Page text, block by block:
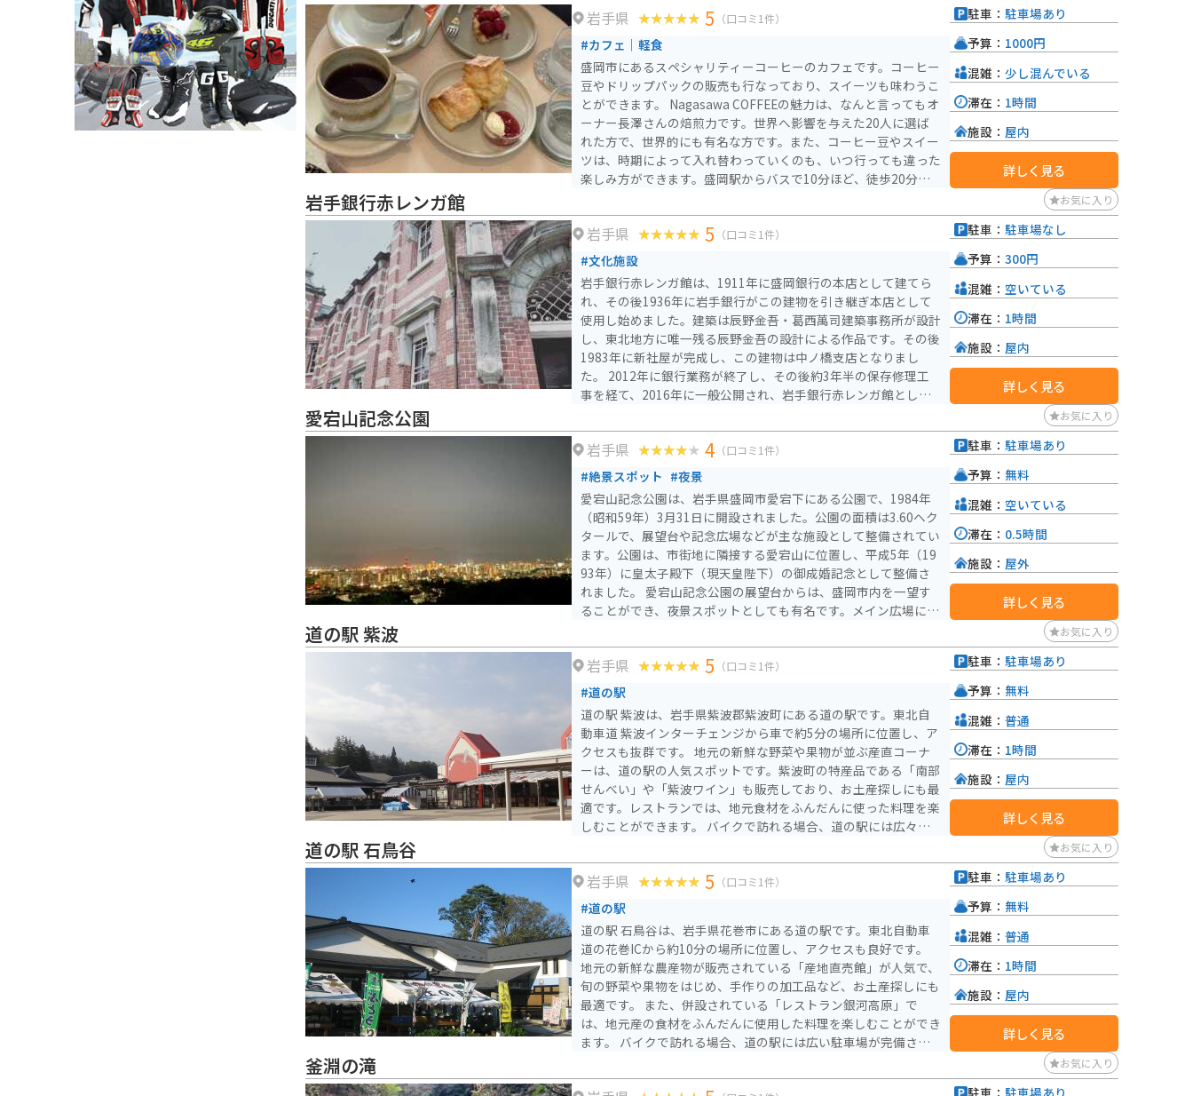
岩手県 5 （口コミ1件）
#カフェ｜軽食
盛岡市にあるスペシャリティーコーヒーのカフェです。コーヒー
豆やドリップパックの販売も行なっており、スイーツも味わうこ
とができます。 Nagasawa COFFEEの魅力は、なんと言ってもオ
ーナー長澤さんの焙煎力です。世界へ影響を与えた20人に選ば
れた方で、世界的にも有名な方です。また、コーヒー豆やスイー
ツは、時期によって入れ替わっていくのも、いつ行っても違った
楽しみ方ができます。盛岡駅からバスで10分ほど、徒歩20分程
駐車： 駐車場あり
予算： 1000円
混雑： 少し混んでいる
滞在： 1時間
施設： 屋内
詳しく見る
岩手銀行赤レンガ館 お気に入り
岩手県 5 （口コミ1件）
#文化施設
岩手銀行赤レンガ館は、1911年に盛岡銀行の本店として建てら
れ、その後1936年に岩手銀行がこの建物を引き継ぎ本店として
使用し始めました。建築は辰野金吾・葛西萬司建築事務所が設計
し、東北地方に唯一残る辰野金吾の設計による作品です。その後
1983年に新社屋が完成し、この建物は中ノ橋支店となりまし
た。 2012年に銀行業務が終了し、その後約3年半の保存修理工
事を経て、2016年に一般公開され、岩手銀行赤レンガ館として
造に緑のドームとルネッサンス風の建物になっています。 館内
は「岩手銀行ゾーン」と「盛岡銀行ゾーン」に分けられていま
す。無料ゾーンには多目的ホールやライブラリー・ラウンジが設
けられ、盛岡の産業・商業の歴史を紹介しています。有料ゾーン
では、当時の金庫室や応接室などを公開しており、岩手県の金融
史や建物の歴史、構造を映像で紹介するシアターもあります。
駐車： 駐車場なし
予算： 300円
混雑： 空いている
滞在： 1時間
施設： 屋内
詳しく見る
愛宕山記念公園 お気に入り
岩手県 4 （口コミ1件）
#絶景スポット #夜景
愛宕山記念公園は、岩手県盛岡市愛宕下にある公園で、1984年
（昭和59年）3月31日に開設されました。公園の面積は3.60ヘク
タールで、展望台や記念広場などが主な施設として整備されてい
ます。公園は、市街地に隣接する愛宕山に位置し、平成5年（19
93年）に皇太子殿下（現天皇陛下）の御成婚記念として整備さ
れました。 愛宕山記念公園の展望台からは、盛岡市内を一望す
ることができ、夜景スポットとしても有名です。メイン広場に
全体が市民の憩いの場として親しまれています。気軽に散歩に来
ることができ、盛岡市内が一望に見渡せる市民の憩いの場として
位置づけられています。 アクセスは、JR和歌山駅からバスで40
分（雑賀崎遊園下車後、徒歩約15分）または南海和歌山市駅か
らバスで40分の位置にあります。また、和歌山ICから車で約25
分の距離にあり、駐車場も完備されています。道中は街灯も少な
く、道路も広くないため、大きな車でのアクセスは注意が必要で
す。また、愛車撮影的なスポットはなく、駐車場と展望台も少し
離れているため、夜景をバックに撮影などは難しいです。
駐車： 駐車場あり
予算： 無料
混雑： 空いている
滞在： 0.5時間
施設： 屋外
詳しく見る
道の駅 紫波 お気に入り
岩手県 5 （口コミ1件）
#道の駅
道の駅 紫波は、岩手県紫波郡紫波町にある道の駅です。東北自
動車道 紫波インターチェンジから車で約5分の場所に位置し、ア
クセスも抜群です。 地元の新鮮な野菜や果物が並ぶ産直コーナ
ーは、道の駅の人気スポットです。紫波町の特産品である「南部
せんべい」や「紫波ワイン」も販売しており、お土産探しにも最
適です。レストランでは、地元食材をふんだんに使った料理を楽
しむことができます。 バイクで訪れる場合、道の駅には広々と
園風景が広がっており、ツーリングにもおすすめのエリアです。
特に、春には「オガール紫波」の桜並木が美しく、多くのライダ
ーが訪れます。道の駅 紫波は、地元の魅力が詰まったスポット
なので、ぜひ一度訪れてみてください。
駐車： 駐車場あり
予算： 無料
混雑： 普通
滞在： 1時間
施設： 屋内
詳しく見る
道の駅 石鳥谷 お気に入り
岩手県 5 （口コミ1件）
#道の駅
道の駅 石鳥谷は、岩手県花巻市にある道の駅です。東北自動車
道の花巻ICから約10分の場所に位置し、アクセスも良好です。
地元の新鮮な農産物が販売されている「産地直売館」が人気で、
旬の野菜や果物をはじめ、手作りの加工品など、お土産探しにも
最適です。 また、併設されている「レストラン銀河高原」で
は、地元産の食材をふんだんに使用した料理を楽しむことができ
ます。 バイクで訪れる場合、道の駅には広い駐車場が完備され
ど、観光スポットも点在しているので、ツーリングの拠点として
駐車： 駐車場あり
予算： 無料
混雑： 普通
滞在： 1時間
施設： 屋内
詳しく見る
釜淵の滝 お気に入り